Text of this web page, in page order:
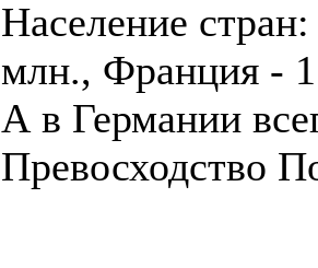
Население
млн., Франция -
А в Германии
Превосходство